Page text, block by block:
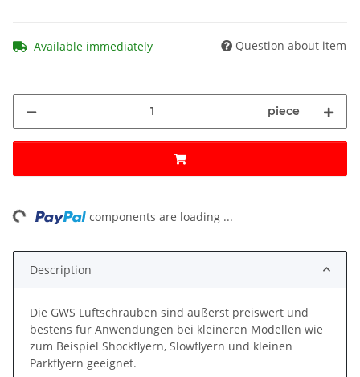
Available immediately Question about item
piece
components are loading ...
Description
Die GWS Luftschrauben sind äußerst preiswert und
bestens für Anwendungen bei kleineren Modellen wie
zum Beispiel Shockflyern, Slowflyern und kleinen
Parkflyern geeignet.